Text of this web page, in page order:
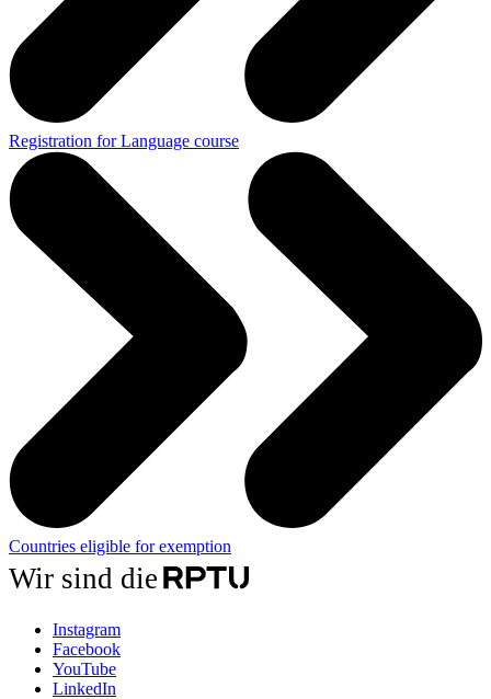
Registration for Language course
Countries eligible for exemption
Wir sind die
Instagram
Facebook
YouTube
LinkedIn